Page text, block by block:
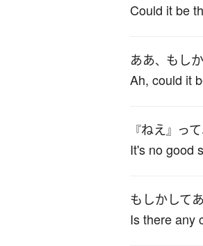
Could it be
ああ、 もし
Ah, could it
『ねえ』 って
It's no good
もしかして
Is there any